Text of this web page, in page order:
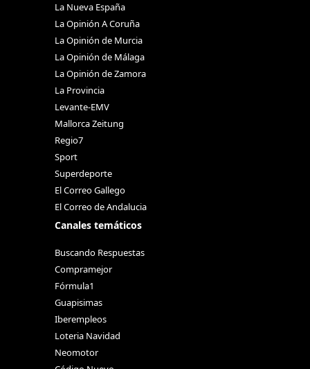
La Nueva España
La Opinión A Coruña
La Opinión de Murcia
La Opinión de Málaga
La Opinión de Zamora
La Provincia
Levante-EMV
Mallorca Zeitung
Regio7
Sport
Superdeporte
El Correo Gallego
El Correo de Andalucia
Canales temáticos
Buscando Respuestas
Compramejor
Fórmula1
Guapisimas
Iberempleos
Loteria Navidad
Neomotor